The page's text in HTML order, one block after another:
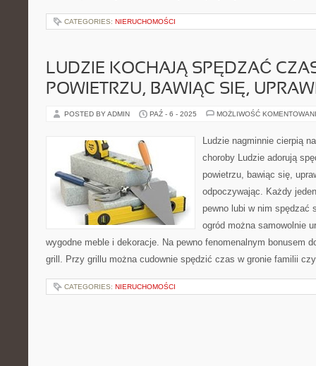
CATEGORIES: NIERUCHOMOŚCI
LUDZIE KOCHAJĄ SPĘDZAĆ
POWIETRZU, BAWIĄC SIĘ,
POSTED BY ADMIN PAŹ - 6 - 2025 MOŻLIWOŚĆ
Ludzie nagminnie cierpią
choroby Ludzie adorują
powietrzu, bawiąc się,
odpoczywając. Każdy
pewno lubi w nim spędzać
ogród można samowolnie
wygodne meble i dekoracje. Na pewno fenomenalnym bonusem
grill. Przy grillu można cudownie spędzić czas w gronie familii
CATEGORIES: NIERUCHOMOŚCI